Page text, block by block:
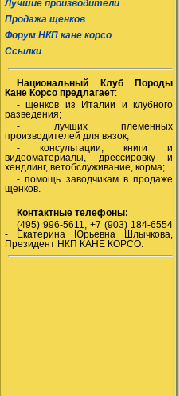
Лучшие производители
Продажа щенков
Форум НКП кане корсо
Ссылки
Национальный Клуб Породы
Кане Корсо предлагает:
- щенков из Италии и клубного
разведения;
- лучших племенных
производителей для вязок;
- консультации, книги и
видеоматериалы, дрессировку и
хендлинг, ветобслуживание, корма;
- помощь заводчикам в продаже
щенков.
Контактные телефоны:
(495) 996-5611, +7 (903) 184-6554
- Екатерина Юрьевна Шлычкова,
Президент НКП КАНЕ КОРСО.